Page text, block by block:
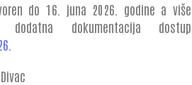
do 16. juna 2026. godine a
dodatna dokumentacija